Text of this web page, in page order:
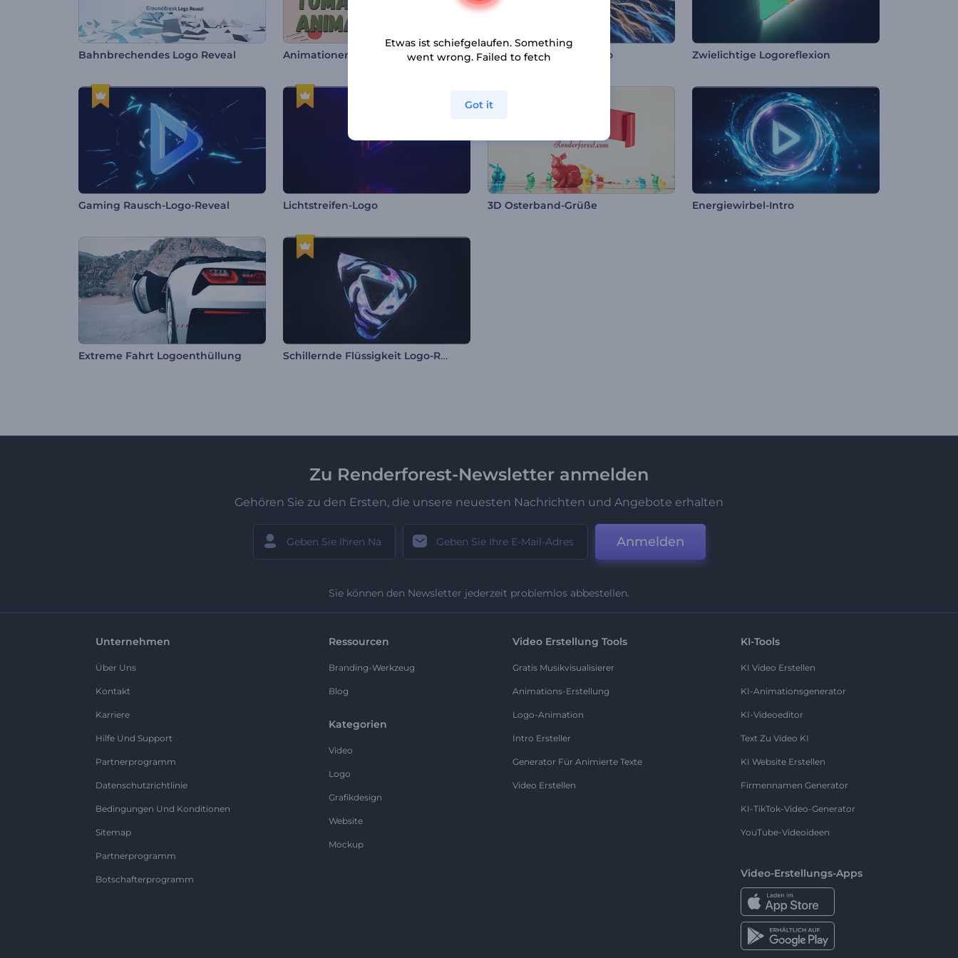
Bahnbrechendes Logo Reveal Animationen zum Tomatina Fest Realistisches Auge Intro Zwielichtige Logoreflexion
Gaming Rausch-Logo-Reveal Lichtstreifen-Logo 3D Osterband-Grüße Energiewirbel-Intro
Extreme Fahrt Logoenthüllung Schillernde Flüssigkeit Logo-Reveal
Zu Renderforest-Newsletter anmelden
Gehören Sie zu den Ersten, die unsere neuesten Nachrichten und Angebote erhalten
Anmelden
Sie können den Newsletter jederzeit problemlos abbestellen.
Unternehmen
Über Uns
Kontakt
Karriere
Hilfe Und Support
Partnerprogramm
Datenschutzrichtlinie
Bedingungen Und Konditionen
Sitemap
Partnerprogramm
Botschafterprogramm
Ressourcen
Branding-Werkzeug
Blog
Kategorien
Video
Logo
Grafikdesign
Website
Mockup
Video Erstellung Tools
Gratis Musikvisualisierer
Animations-Erstellung
Logo-Animation
Intro Ersteller
Generator Für Animierte Texte
Video Erstellen
KI-Tools
KI Video Erstellen
KI-Animationsgenerator
KI-Videoeditor
Text Zu Video KI
KI Website Erstellen
Firmennamen Generator
KI-TikTok-Video-Generator
YouTube-Videoideen
Video-Erstellungs-Apps
Etwas ist schiefgelaufen. Something
went wrong. Failed to fetch
Got it